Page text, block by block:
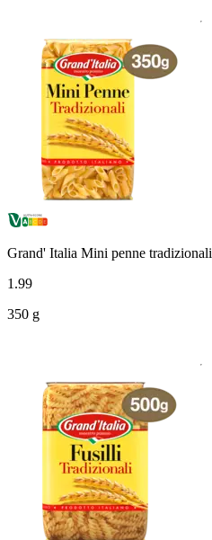
Grand' Italia Mini penne tradizionali
1 .99
350 g